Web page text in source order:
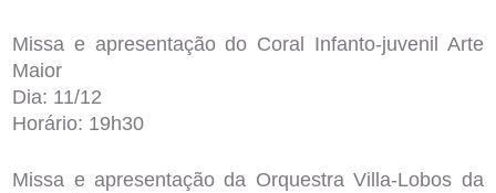
Missa e apresentação do Coral Infanto-juvenil Arte
Maior
Dia: 11/12
Horário: 19h30
Missa e apresentação da Orquestra Villa-Lobos da